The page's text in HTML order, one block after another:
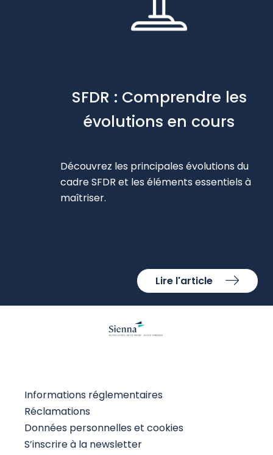
SFDR : Comprendre les
évolutions en cours
Découvrez les principales évolutions du
cadre SFDR et les éléments essentiels à
maîtriser.
Lire l'article
Informations réglementaires
Réclamations
Données personnelles et cookies
S’inscrire à la newsletter